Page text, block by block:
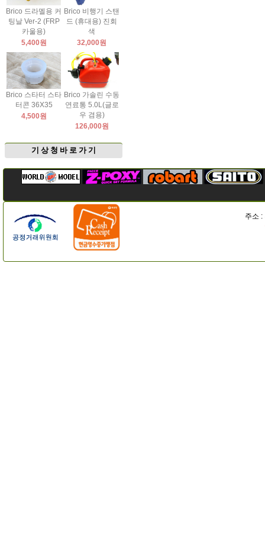
Brico 드라멜용 커
팅날 Ver-2 (FRP
카울용)
5,400원
Brico 비행기 스탠
드 (휴대용) 진회
색
32,000원
Brico 스타터 스타
터콘 36X35
4,500원
Brico 가솔린 수동
연료통 5.0L(글로
우 겸용)
126,000원
기 상 청 바 로 가 기
주소